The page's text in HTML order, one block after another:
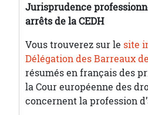
Jurisprudence
arrêts de la CEDH
Vous trouverez sur le site
Délégation des Barreaux
résumés en français des
la Cour européenne des
concernent la profession